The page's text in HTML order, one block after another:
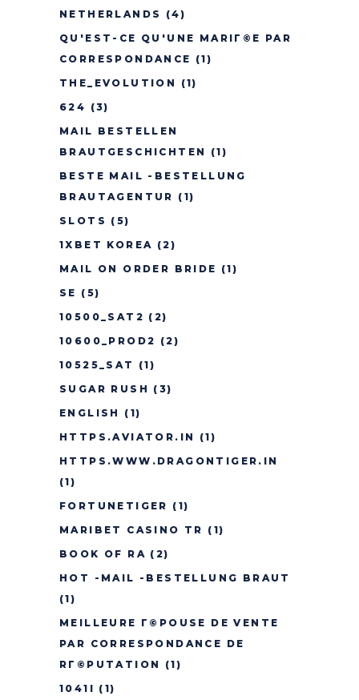
NETHERLANDS
(4)
QU'EST-CE QU'UNE MARIГ©E PAR
CORRESPONDANCE (1)
THE_EVOLUTION
(1)
624 (3)
MAIL BESTELLEN
BRAUTGESCHICHTEN
(1)
BESTE MAIL -BESTELLUNG
BRAUTAGENTUR (1)
SLOTS (5)
1XBET KOREA (2)
MAIL ON ORDER BRIDE (1)
SE (5)
10500_SAT2 (2)
10600_PROD2 (2)
10525_SAT
(1)
SUGAR RUSH (3)
ENGLISH
(1)
HTTPS.AVIATOR.IN
(1)
HTTPS.WWW.DRAGONTIGER.IN
(1)
FORTUNETIGER (1)
MARIBET CASINO TR (1)
BOOK OF RA (2)
HOT -MAIL -BESTELLUNG BRAUT
(1)
MEILLEURE Г©POUSE DE VENTE
PAR CORRESPONDANCE DE
RГ©PUTATION
(1)
1041I (1)